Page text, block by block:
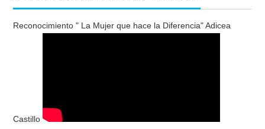
Reconocimiento " La Mujer que hace la Diferencia" Adicea
Castillo